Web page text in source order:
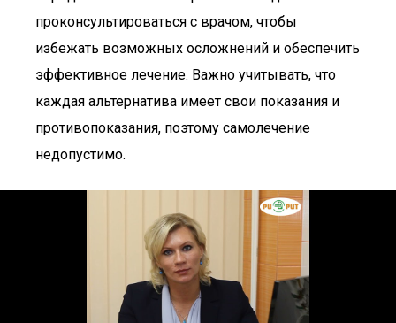
проконсультироваться с врачом, чтобы
избежать возможных осложнений и обеспечить
эффективное лечение. Важно учитывать, что
каждая альтернатива имеет свои показания и
противопоказания, поэтому самолечение
недопустимо.